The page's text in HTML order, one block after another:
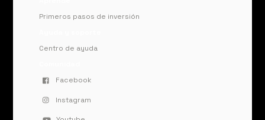
Primeros pasos de inversión
Centro de ayuda
Facebook
Instagram